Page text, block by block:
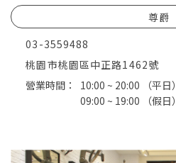
尊爵
03-3559488
桃園市桃園區中正路1462號
營業時間：
10:00 ~ 20:00
（平日）
09:00 ~ 19:00
（假日）